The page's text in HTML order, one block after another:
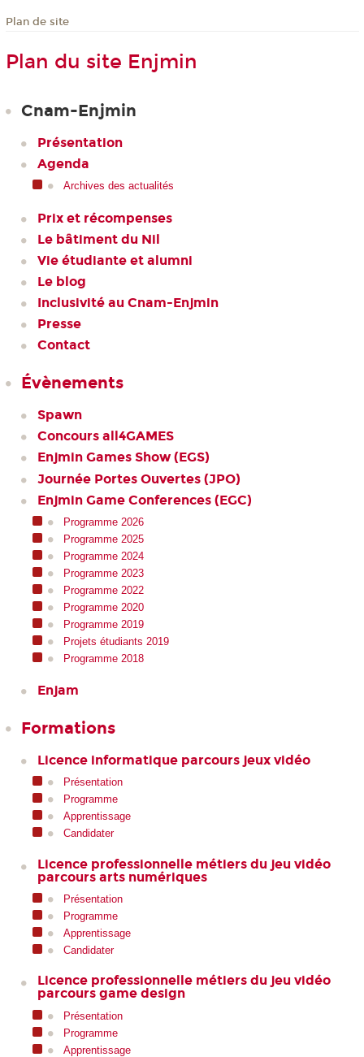
Plan de site
Plan du site Enjmin
Cnam-Enjmin
Présentation
Agenda
Archives des actualités
Prix et récompenses
Le bâtiment du Nil
Vie étudiante et alumni
Le blog
Inclusivité au Cnam-Enjmin
Presse
Contact
Évènements
Spawn
Concours all4GAMES
Enjmin Games Show (EGS)
Journée Portes Ouvertes (JPO)
Enjmin Game Conferences (EGC)
Programme 2026
Programme 2025
Programme 2024
Programme 2023
Programme 2022
Programme 2020
Programme 2019
Projets étudiants 2019
Programme 2018
Enjam
Formations
Licence informatique parcours jeux vidéo
Présentation
Programme
Apprentissage
Candidater
Licence professionnelle métiers du jeu vidéo
parcours arts numériques
Présentation
Programme
Apprentissage
Candidater
Licence professionnelle métiers du jeu vidéo
parcours game design
Présentation
Programme
Apprentissage